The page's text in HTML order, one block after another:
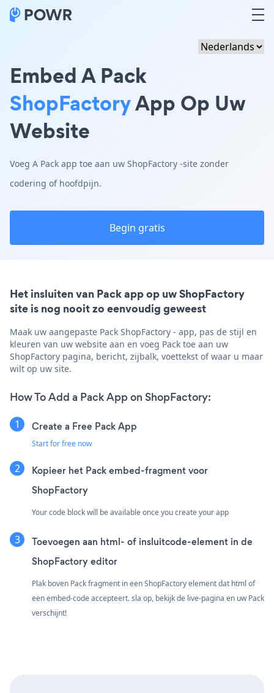
Embed A Pack
ShopFactoryApp Op Uw
Website
Voeg A Pack app toe aan uw ShopFactory -site zonder
codering of hoofdpijn.
Begin gratis
Het insluiten van Pack app op uw ShopFactory
site is nog nooit zo eenvoudig geweest
Maak uw aangepaste Pack ShopFactory - app, pas de stijl en
kleuren van uw website aan en voeg Pack toe aan uw
ShopFactory pagina, bericht, zijbalk, voettekst of waar u maar
wilt op uw site.
How To Add a Pack App on ShopFactory:
Create a Free Pack App
Start for free now
Kopieer het Pack embed-fragment voor
ShopFactory
Your code block will be available once you create your app
Toevoegen aan html- of insluitcode-element in de
ShopFactory editor
Plak boven Pack fragment in een ShopFactory element dat html of
een embed-code accepteert. sla op, bekijk de live-pagina en uw Pack
verschijnt!